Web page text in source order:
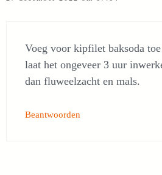
Voeg voor kipfilet baksoda
laat het ongeveer 3 uur
dan fluweelzacht en mals.
Beantwoorden